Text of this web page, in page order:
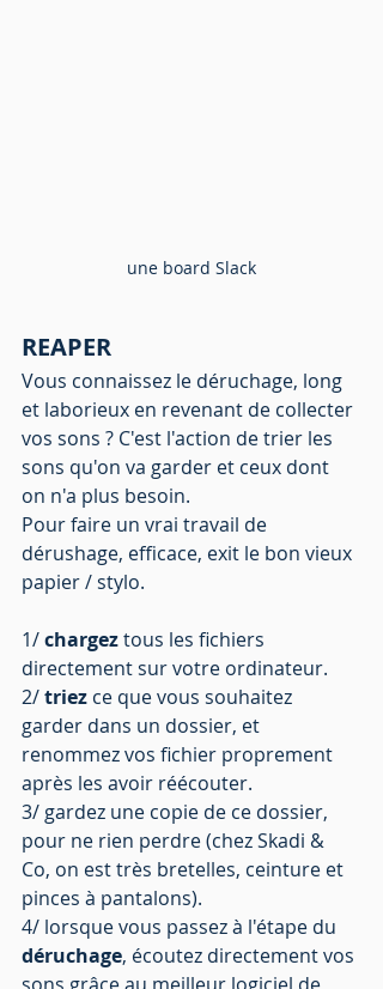
une board Slack
REAPER
Vous connaissez le déruchage, long
et laborieux en revenant de collecter
vos sons ? C'est l'action de trier les
sons qu'on va garder et ceux dont
on n'a plus besoin.
Pour faire un vrai travail de
dérushage, efficace, exit le bon vieux
papier / stylo.
1/ chargez tous les fichiers
directement sur votre ordinateur.
2/ triez ce que vous souhaitez
garder dans un dossier, et
renommez vos fichier proprement
après les avoir réécouter.
3/ gardez une copie de ce dossier,
pour ne rien perdre (chez Skadi &
Co, on est très bretelles, ceinture et
pinces à pantalons).
4/ lorsque vous passez à l'étape du
déruchage, écoutez directement vos